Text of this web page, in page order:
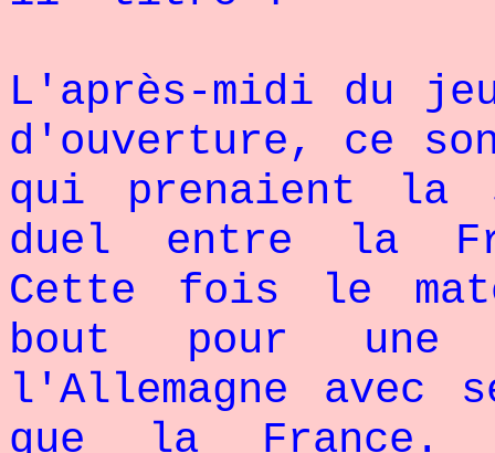
L'après-midi du
d'ouverture, ce
qui prenaient la
duel entre la
Cette fois le
bout pour
l'Allemagne avec
que la France.